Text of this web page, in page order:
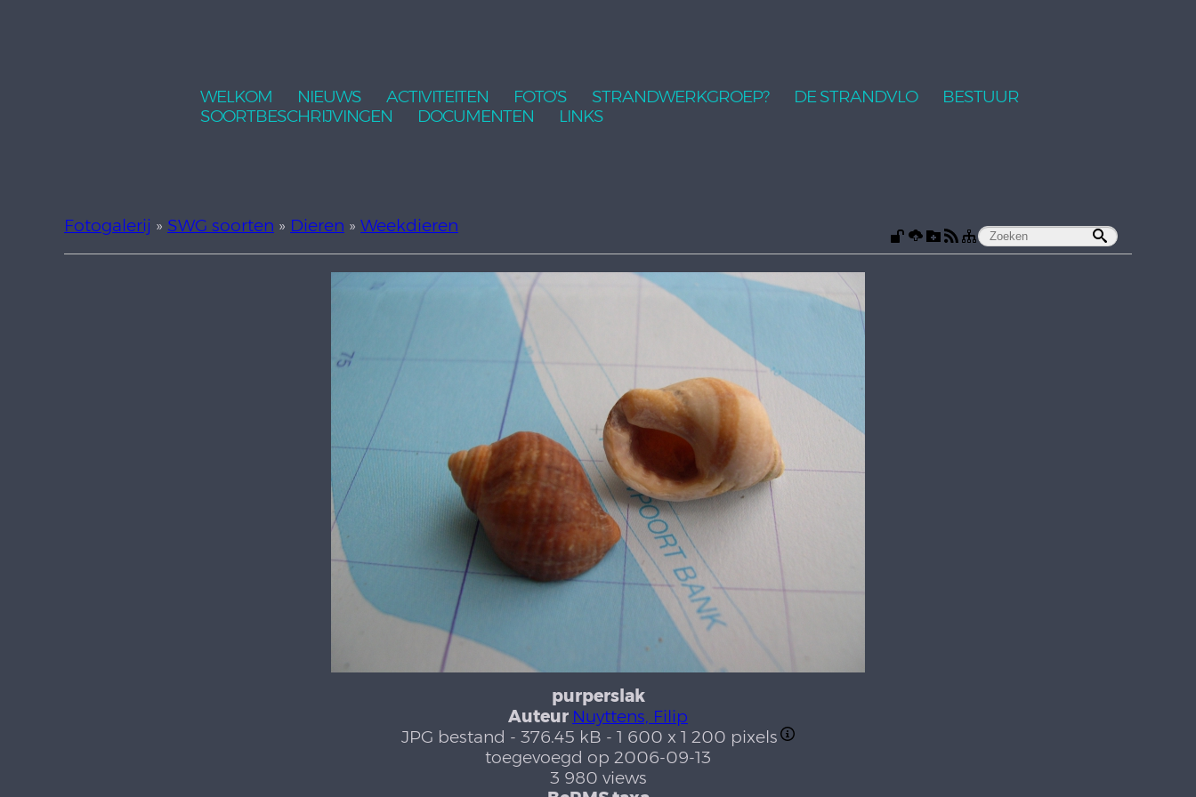
WELKOM NIEUWS ACTIVITEITEN FOTO'S STRANDWERKGROEP? DE STRANDVLO
BESTUUR
SOORTBESCHRIJVINGEN
DOCUMENTEN LINKS
Fotogalerij » SWG soorten » Dieren » Weekdieren
purperslak
Auteur Nuyttens, Filip
JPG bestand - 376.45 kB - 1 600 x 1 200 pixels
toegevoegd op 2006-09-13
3 980 views